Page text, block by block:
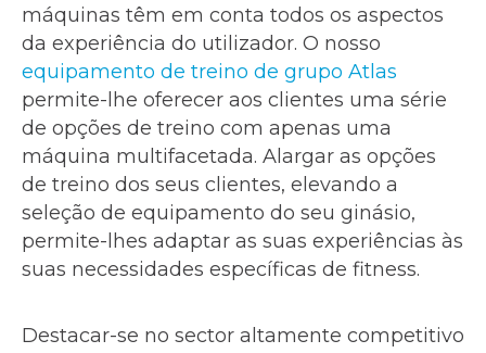
máquinas têm em conta todos os aspectos
da experiência do utilizador. O nosso
equipamento de treino de grupo Atlas
permite-lhe oferecer aos clientes uma série
de opções de treino com apenas uma
máquina multifacetada. Alargar as opções
de treino dos seus clientes, elevando a
seleção de equipamento do seu ginásio,
permite-lhes adaptar as suas experiências às
suas necessidades específicas de fitness.
Destacar-se no sector altamente competitivo